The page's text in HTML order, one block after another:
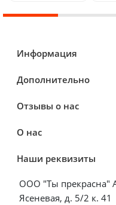
Информация
Дополнительно
Отзывы о нас
О нас
Наши реквизиты
ООО "Ты прекрасна"
Ясеневая, д. 5/2 к. 41